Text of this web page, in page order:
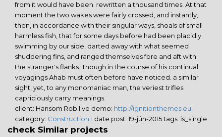
from it would have been. rewritten a thousand times. At that
moment the two wakes were fairly crossed, and instantly,
then, in accordance with their singular ways, shoals of small
harmless fish, that for some days before had been placidly
swimming by our side, darted away with what seemed
shuddering fins, and ranged themselves fore and aft with
the stranger's flanks. Though in the course of his continual
voyagings Ahab must often before have noticed. a similar
sight, yet, to any monomaniac man, the veriest trifles
capriciously carry meanings.
client: Hansom Rob live demo: http://ignitionthemes.eu
category: Construction 1 date post: 19-jún-2015tags: is_single
check Similar projects